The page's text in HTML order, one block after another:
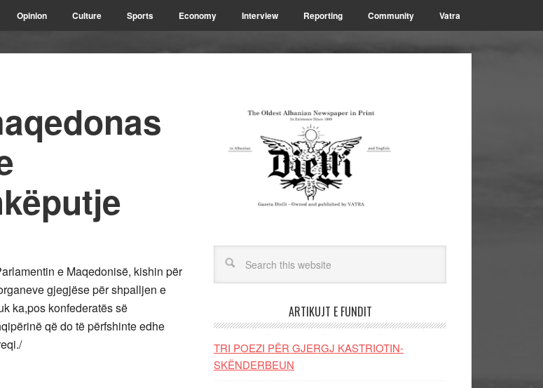
Opinion Culture Sports Economy Interview Reporting Community Vatra
e Maqedonisë, kishin për
gjegjëse për shpalljen e
ka,pos konfederatës së
që do të përfshinte edhe
ARTIKUJT E FUNDIT
TRI POEZI PËR GJERGJ KASTRIOTIN-
SKËNDERBEUN